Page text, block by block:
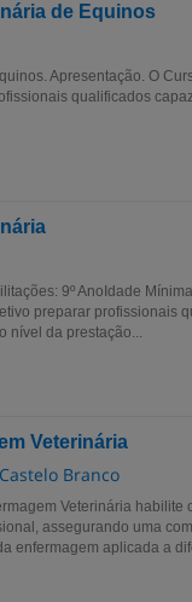
de Equinos
Apresentação. O
qualificados
9º AnoIdade
preparar profissionais
nível da prestação...
Veterinária
Branco
Veterinária
assegurando uma
enfermagem aplicada a